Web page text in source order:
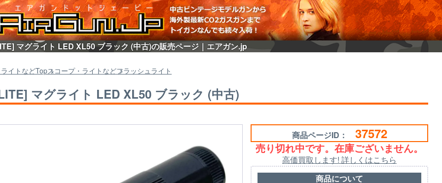
マグライト LED XL50 ブラック (中古)の販売ページ｜エアガン.jp
イトなどTopスコープ・ライトなどフラッシュライト
マグライト LED XL50 ブラック (中古)
商品ページID： 37572
売り切れ中です。在庫ございません。
高価買取します! 詳しくはこちら
商品について